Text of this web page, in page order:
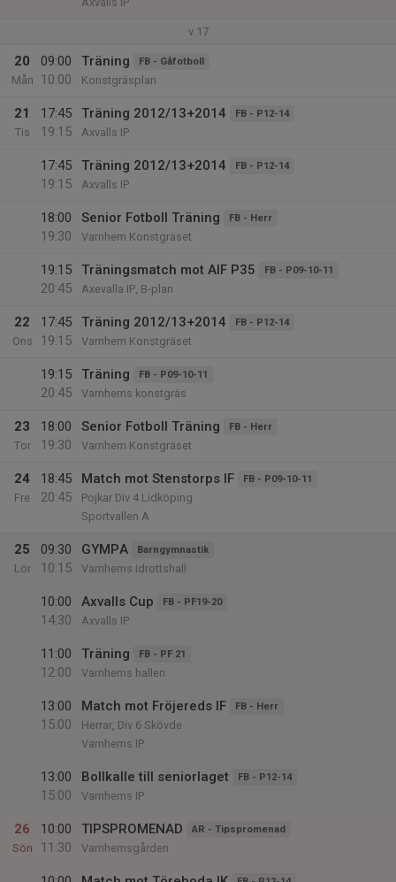
v.17
20
Mån
09:00
10:00
Träning FB - Gåfotboll
Konstgräsplan
21
Tis
17:45
19:15
Träning 2012/13+2014 FB - P12-14
Axvalls IP
17:45
19:15
Träning 2012/13+2014 FB - P12-14
Axvalls IP
18:00
19:30
Senior Fotboll Träning FB - Herr
Varnhem Konstgräset
19:15
20:45
Träningsmatch mot AIF P35 FB - P09-10-11
Axevalla IP, B-plan
22
Ons
17:45
19:15
Träning 2012/13+2014 FB - P12-14
Varnhem Konstgräset
19:15
20:45
Träning FB - P09-10-11
Varnhems konstgräs
23
Tor
18:00
19:30
Senior Fotboll Träning FB - Herr
Varnhem Konstgräset
24
Fre
18:45
20:45
Match mot Stenstorps IF FB - P09-10-11
Pojkar Div 4 Lidköping
Sportvallen A
25
Lör
09:30
10:15
GYMPA Barngymnastik
Varnhems idrottshall
10:00
14:30
Axvalls Cup FB - PF19-20
Axvalls IP
11:00
12:00
Träning FB - PF 21
Varnhems hallen
13:00
15:00
Match mot Fröjereds IF FB - Herr
Herrar, Div 6 Skövde
Varnhems IP
13:00
15:00
Bollkalle till seniorlaget FB - P12-14
Varnhems IP
26
Sön
10:00
11:30
TIPSPROMENAD AR - Tipspromenad
Varnhemsgården